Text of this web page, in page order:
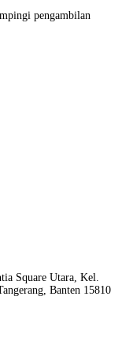
pengambilan
Square Utara, Kel.
Banten 15810